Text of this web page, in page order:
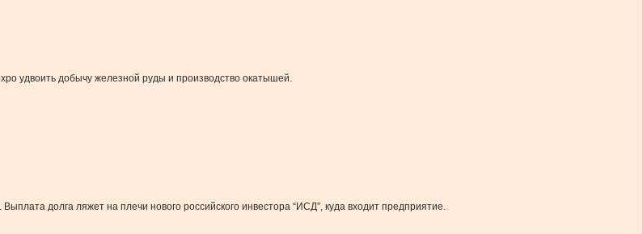
удвоить добычу железной руды и производство окатышей.
долга ляжет на плечи нового российского инвестора “ИСД”, куда входит предприятие.